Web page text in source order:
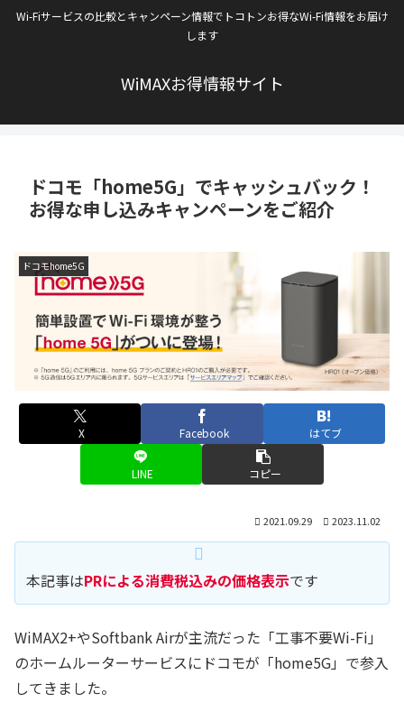
Wi-Fiサービスの比較とキャンペーン情報でトコトンお得なWi-Fi情報をお届け
します
WiMAXお得情報サイト
ドコモ「home5G」でキャッシュバック！
お得な申し込みキャンペーンをご紹介
ドコモhome5G
X Facebook はてブ
LINE コピー
2021.09.29 2023.11.02
本記事はPRによる消費税込みの価格表示です
WiMAX2+やSoftbank Airが主流だった「工事不要Wi-Fi」
のホームルーターサービスにドコモが「home5G」で参入
してきました。